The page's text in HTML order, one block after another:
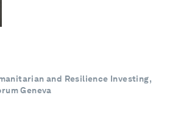
and Resilience Investing,
Geneva